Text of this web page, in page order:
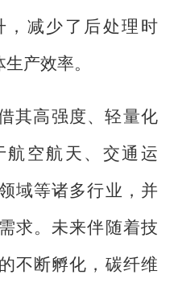
，减少了后处理时
产效率。
其高强度、轻量化
航空航天、交通运
域等诸多行业，并
求。未来伴随着技
不断孵化，碳纤维